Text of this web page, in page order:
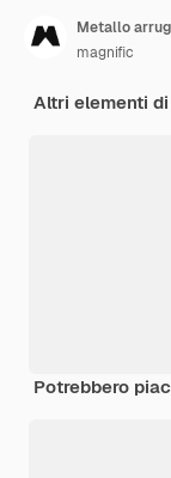
Metallo
magnific
Altri elementi
Potrebbero